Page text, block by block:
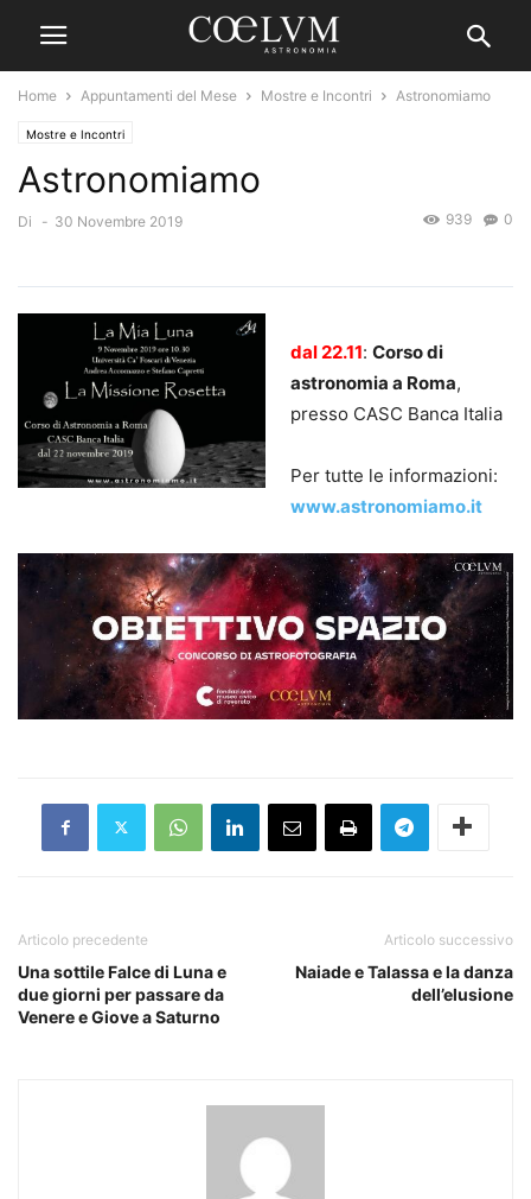
Home Appuntamenti del Mese Mostre e Incontri Astronomiamo
Mostre e Incontri
Astronomiamo
Di - 30 Novembre 2019 0
939
dal 22.11: Corso di
astronomia a Roma,
presso CASC Banca Italia
Per tutte le informazioni:
www.astronomiamo.it
Articolo precedente
Una sottile Falce di Luna e
due giorni per passare da
Venere e Giove a Saturno
Articolo successivo
Naiade e Talassa e la danza
dell’elusione